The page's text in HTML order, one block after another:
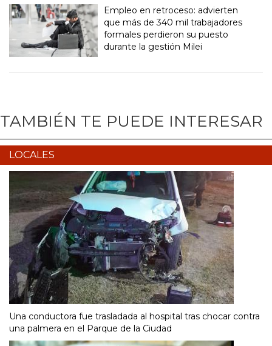
Empleo en retroceso: advierten
que más de 340 mil trabajadores
formales perdieron su puesto
durante la gestión Milei
TAMBIÉN TE PUEDE INTERESAR
LOCALES
Una conductora fue trasladada al hospital tras chocar contra
una palmera en el Parque de la Ciudad